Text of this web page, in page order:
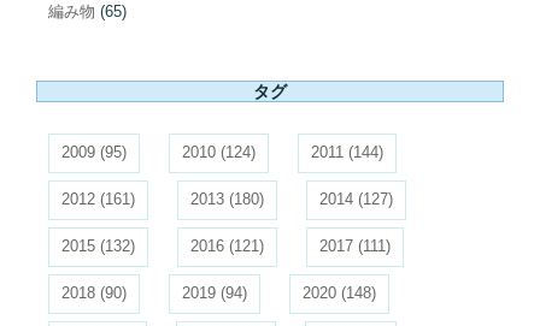
編み物 (65)
タグ
2009 (95) 2010 (124) 2011 (144)
2012 (161) 2013 (180) 2014 (127)
2015 (132) 2016 (121) 2017 (111)
2018 (90) 2019 (94) 2020 (148)